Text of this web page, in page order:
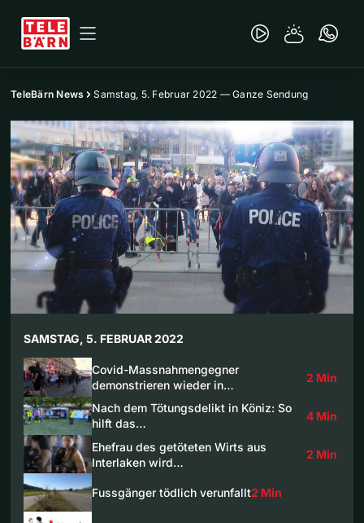
TeleBärn News Samstag, 5. Februar 2022 — Ganze Sendung
SAMSTAG, 5. FEBRUAR 2022
Covid-Massnahmengegner
demonstrieren wieder in…
2 Min
Nach dem Tötungsdelikt in Köniz: So
hilft das…
4 Min
Ehefrau des getöteten Wirts aus
Interlaken wird…
2 Min
Fussgänger tödlich verunfallt2 Min